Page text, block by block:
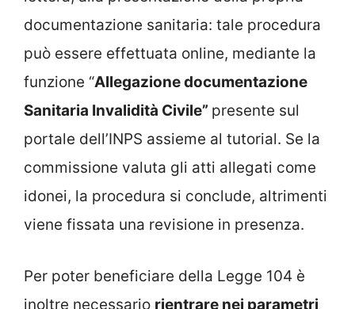
documentazione sanitaria: tale procedura
può essere effettuata online, mediante la
funzione “Allegazione documentazione
Sanitaria Invalidità Civile” presente sul
portale dell’INPS assieme al tutorial. Se la
commissione valuta gli atti allegati come
idonei, la procedura si conclude, altrimenti
viene fissata una revisione in presenza.
Per poter beneficiare della Legge 104 è
inoltre necessario rientrare nei parametri